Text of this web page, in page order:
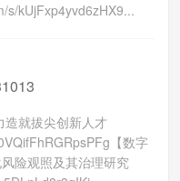
s/kUjFxp4yvd6zHX9...
造就拔尖创新人才
【数字
险观照及其治理研究